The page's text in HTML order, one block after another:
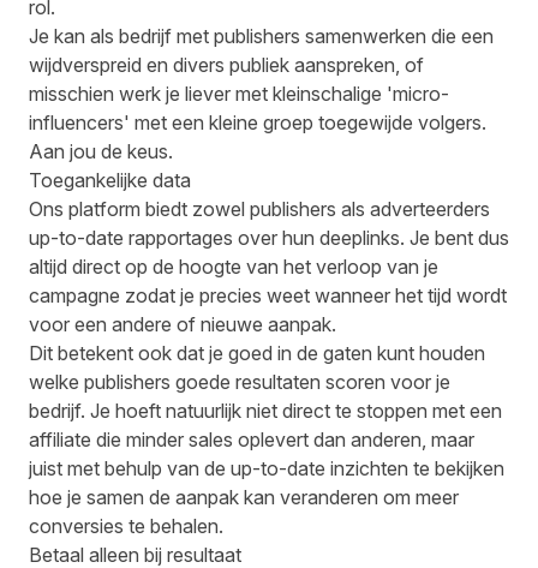
rol.
Je kan als bedrijf met publishers samenwerken die een
wijdverspreid en divers publiek aanspreken, of
misschien werk je liever met kleinschalige 'micro-
influencers' met een kleine groep toegewijde volgers.
Aan jou de keus.
Toegankelijke data
Ons platform biedt zowel publishers als adverteerders
up-to-date rapportages over hun deeplinks. Je bent dus
altijd direct op de hoogte van het verloop van je
campagne zodat je precies weet wanneer het tijd wordt
voor een andere of nieuwe aanpak.
Dit betekent ook dat je goed in de gaten kunt houden
welke publishers goede resultaten scoren voor je
bedrijf. Je hoeft natuurlijk niet direct te stoppen met een
affiliate die minder sales oplevert dan anderen, maar
juist met behulp van de up-to-date inzichten te bekijken
hoe je samen de aanpak kan veranderen om meer
conversies te behalen.
Betaal alleen bij resultaat